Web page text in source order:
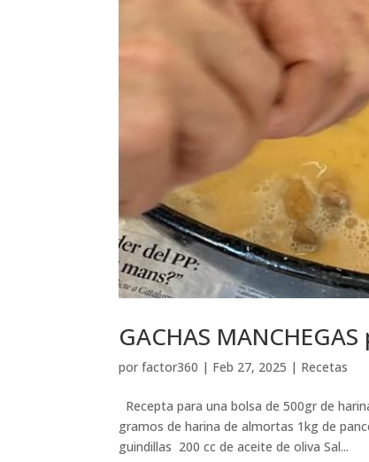
GACHAS
porfactor360 | Feb 27, 2025 | Recetas
Recepta para una bolsa de 500gr de
gramos de harina de almortas 1kg de
guindillas 200 cc de aceite de oliva Sal...